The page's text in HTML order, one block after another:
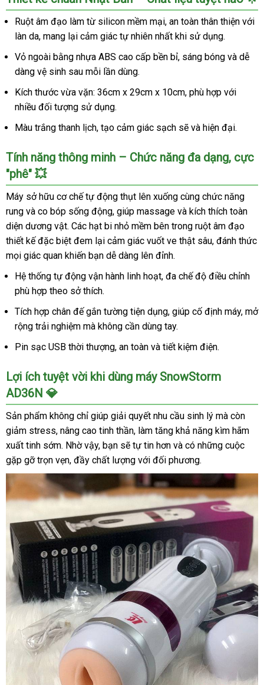
Ruột âm đạo làm từ silicon mềm mại, an toàn thân thiện với
làn da, mang lại cảm giác tự nhiên nhất khi sử dụng.
Vỏ ngoài bằng nhựa ABS cao cấp bền bỉ, sáng bóng và dễ
dàng vệ sinh sau mỗi lần dùng.
Kích thước vừa vặn: 36cm x 29cm x 10cm, phù hợp với
nhiều đối tượng sử dụng.
Màu trắng thanh lịch, tạo cảm giác sạch sẽ và hiện đại.
Tính năng thông minh – Chức năng đa dạng, cực
"phê" 💥
Máy sở hữu cơ chế tự động thụt lên xuống cùng chức năng
rung và co bóp sống động, giúp massage và kích thích toàn
diện dương vật. Các hạt bi nhỏ mềm bên trong ruột âm đạo
thiết kế đặc biệt đem lại cảm giác vuốt ve thật sâu, đánh thức
mọi giác quan khiến bạn dễ dàng lên đỉnh.
Hệ thống tự động vận hành linh hoạt, đa chế độ điều chỉnh
phù hợp theo sở thích.
Tích hợp chân đế gắn tường tiện dụng, giúp cố định máy, mở
rộng trải nghiệm mà không cần dùng tay.
Pin sạc USB thời thượng, an toàn và tiết kiệm điện.
Lợi ích tuyệt vời khi dùng máy SnowStorm
AD36N 💎
Sản phẩm không chỉ giúp giải quyết nhu cầu sinh lý mà còn
giảm stress, nâng cao tinh thần, làm tăng khả năng kìm hãm
xuất tinh sớm. Nhờ vậy, bạn sẽ tự tin hơn và có những cuộc
gặp gỡ trọn vẹn, đầy chất lượng với đối phương.